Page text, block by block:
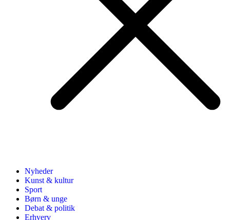
Nyheder
Kunst & kultur
Sport
Børn & unge
Debat & politik
Erhverv